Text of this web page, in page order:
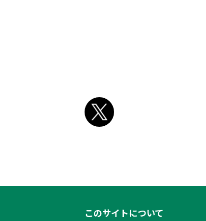
このサイトについて